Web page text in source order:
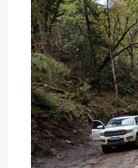
获取更多帮助
联系我们
订购咨询
销售服务热线：
0775-3220350
24小时售后服务
+86 95098